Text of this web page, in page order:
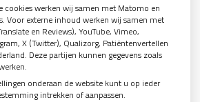
basis voor een gezonde mond
buitenland? Wees op je hoede!
in 2025? Check of die aftrekbaar zijn
cookies werken wij samen met Matomo en
Voor externe inhoud werken wij samen met
en Reviews), YouTube, Vimeo,
X (Twitter), Qualizorg, Patiëntenvertellen
Deze partijen kunnen gegevens zoals
onderaan de website kunt u op ieder
intrekken of aanpassen.